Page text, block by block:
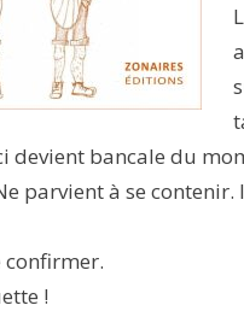
devient bancale du
parvient à se
confirmer.
!